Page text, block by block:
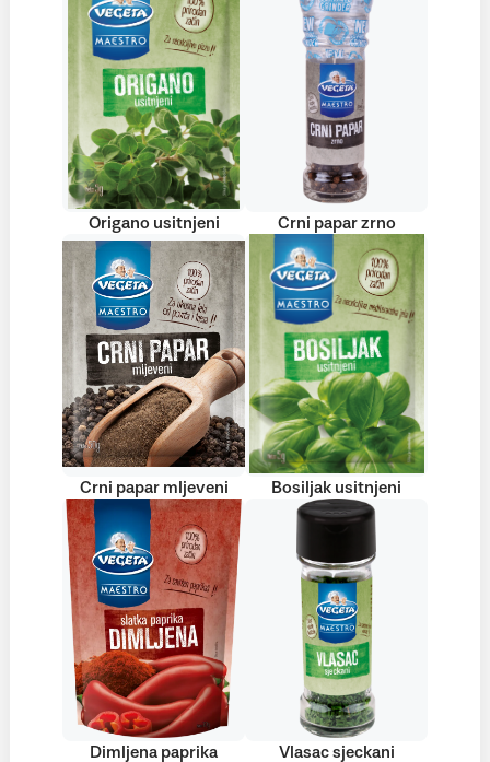
Origano usitnjeni Crni papar zrno
Crni papar mljeveni Bosiljak usitnjeni
Dimljena paprika Vlasac sjeckani